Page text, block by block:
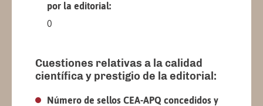
por la editorial:
0
Cuestiones relativas a la calidad
científica y prestigio de la editorial:
Número de sellos CEA-APQ concedidos y